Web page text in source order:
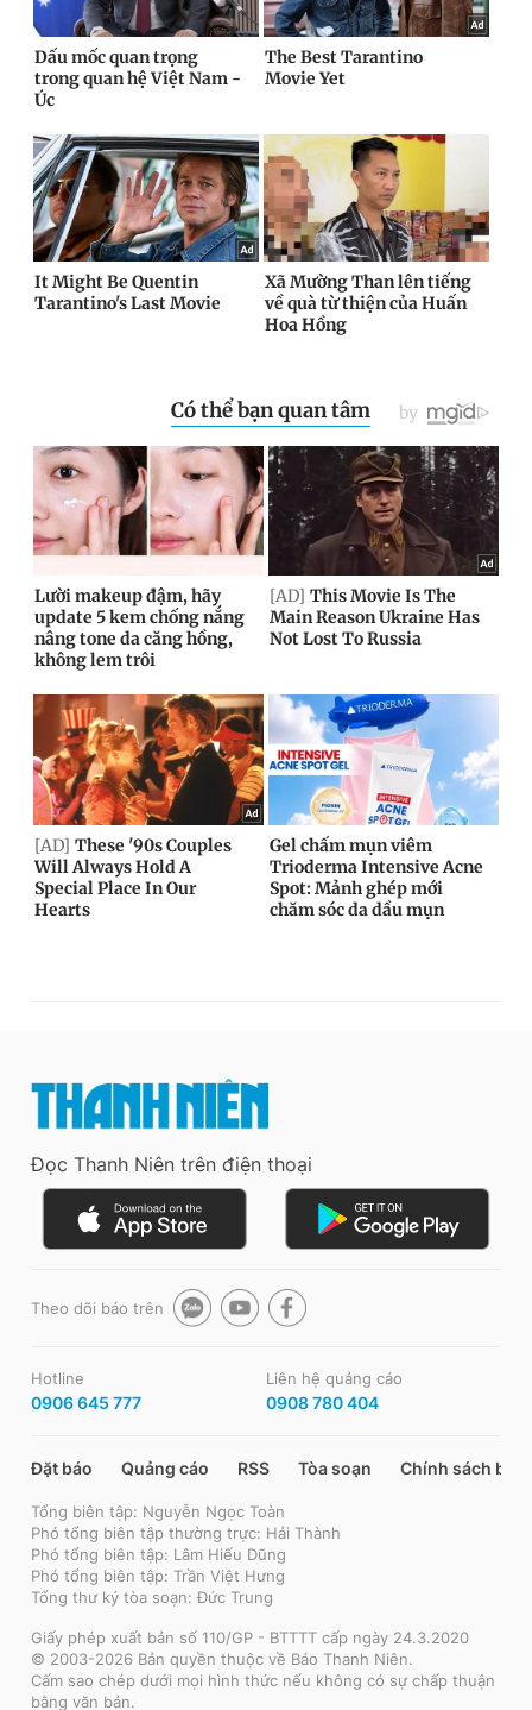
Đọc Thanh Niên trên điện thoại
Theo dõi báo trên
Hotline
0906 645 777
Liên hệ quảng cáo
0908 780 404
Đặt báo Quảng cáo RSS Tòa soạn Chính sách bảo
Tổng biên tập: Nguyễn Ngọc Toàn
Phó tổng biên tập thường trực: Hải Thành
Phó tổng biên tập: Lâm Hiếu Dũng
Phó tổng biên tập: Trần Việt Hưng
Tổng thư ký tòa soạn: Đức Trung
Giấy phép xuất bản số 110/GP - BTTTT cấp ngày 24.3.2020
© 2003-2026 Bản quyền thuộc về Báo Thanh Niên.
Cấm sao chép dưới mọi hình thức nếu không có sự chấp thuận
bằng văn bản.